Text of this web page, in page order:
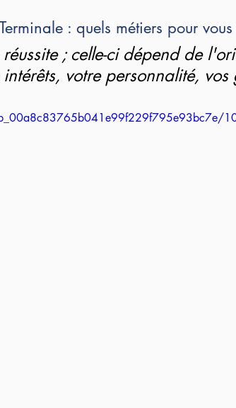
: quels métiers pour vous
; celle-ci dépend de
votre personnalité, vos